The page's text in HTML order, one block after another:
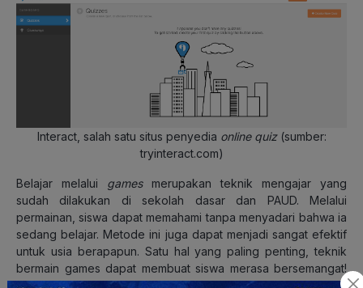
Interact, salah satu situs penyedia online quiz(sumber:
tryinteract.com)
Belajar melalui gamesmerupakan teknik mengajar yang
sudah dilakukan di sekolah dasar dan PAUD. Melalui
permainan, siswa dapat memahami tanpa menyadari bahwa ia
sedang belajar. Metode ini juga dapat menjadi sangat efektif
untuk usia berapapun. Satu hal yang paling penting, teknik
bermain games dapat membuat siswa merasa bersemangat!
Maka, guru perlu mendesaingamesyang cocok untuk siswa,